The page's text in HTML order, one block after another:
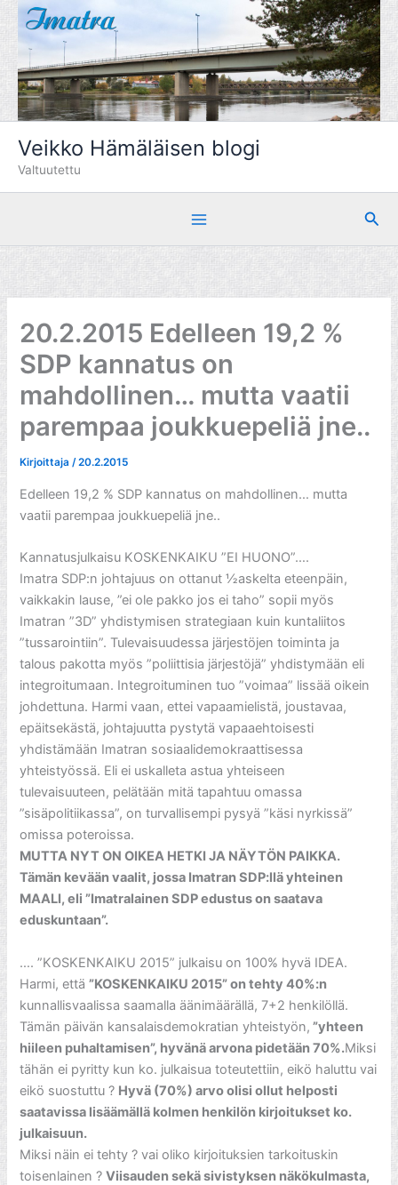
Siirry
sisältöön
Veikko Hämäläisen blogi
Valtuutettu
Hae
20.2.2015 Edelleen 19,2 %
SDP kannatus on
mahdollinen… mutta vaatii
parempaa joukkuepeliä jne..
Kirjoittaja/20.2.2015
Edelleen 19,2 % SDP kannatus on mahdollinen… mutta
vaatii parempaa joukkuepeliä jne..
Kannatusjulkaisu KOSKENKAIKU ”EI HUONO”….
Imatra SDP:n johtajuus on ottanut ½askelta eteenpäin,
vaikkakin lause, ”ei ole pakko jos ei taho” sopii myös
Imatran ”3D” yhdistymisen strategiaan kuin kuntaliitos
”tussarointiin”. Tulevaisuudessa järjestöjen toiminta ja
talous pakotta myös ”poliittisia järjestöjä” yhdistymään eli
integroitumaan. Integroituminen tuo ”voimaa” lissää oikein
johdettuna. Harmi vaan, ettei vapaamielistä, joustavaa,
epäitsekästä, johtajuutta pystytä vapaaehtoisesti
yhdistämään Imatran sosiaalidemokraattisessa
yhteistyössä. Eli ei uskalleta astua yhteiseen
tulevaisuuteen, pelätään mitä tapahtuu omassa
”sisäpolitiikassa”, on turvallisempi pysyä ”käsi nyrkissä”
omissa poteroissa.
MUTTA NYT ON OIKEA HETKI JA NÄYTÖN PAIKKA.
Tämän kevään vaalit, jossa Imatran SDP:llä yhteinen
MAALI, eli ”Imatralainen SDP edustus on saatava
eduskuntaan”.
…. ”KOSKENKAIKU 2015” julkaisu on 100% hyvä IDEA.
Harmi, että”KOSKENKAIKU 2015” on tehty 40%:n
kunnallisvaalissa saamalla äänimäärällä, 7+2 henkilöllä.
Tämän päivän kansalaisdemokratian yhteistyön, ”yhteen
hiileen puhaltamisen”, hyvänä arvona pidetään 70%.Miksi
tähän ei pyritty kun ko. julkaisua toteutettiin, eikö haluttu vai
eikö suostuttu ? Hyvä (70%) arvo olisi ollut helposti
saatavissa lisäämällä kolmen henkilön kirjoitukset ko.
julkaisuun.
Miksi näin ei tehty ? vai oliko kirjoituksien tarkoituskin
toisenlainen ?Viisauden sekä sivistyksen näkökulmasta,